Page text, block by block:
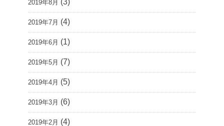
2019年8月 (3)
2019年7月 (4)
2019年6月 (1)
2019年5月 (7)
2019年4月 (5)
2019年3月 (6)
2019年2月 (4)